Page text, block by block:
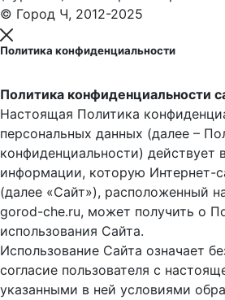
© Город Ч, 2012-2025
Политика конфиденциальности
Политика конфиденциальности
Настоящая Политика
персональных данных (далее –
конфиденциальности) действует
информации, которую Интернет-
(далее «Сайт»), расположенный
gorod-che.ru, может получить о
использования Cайта.
Использование Сайта означает
согласие пользователя с
указанными в ней условиями